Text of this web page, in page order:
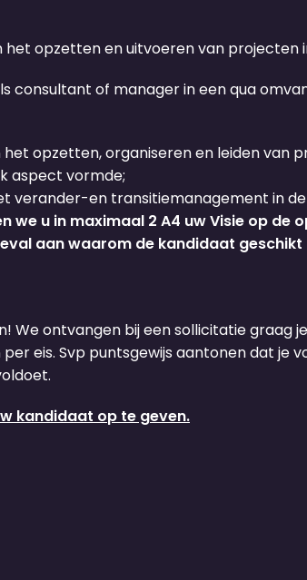
opzetten en uitvoeren van
of manager in een qua
opzetten, organiseren en leiden
aspect vormde;
verander-en transitiemanagement in
we u in maximaal 2 A4 uw Visie op
aan waarom de kandidaat
We ontvangen bij een sollicitatie graag
eis. Svp puntsgewijs aantonen dat
kandidaat op te geven.